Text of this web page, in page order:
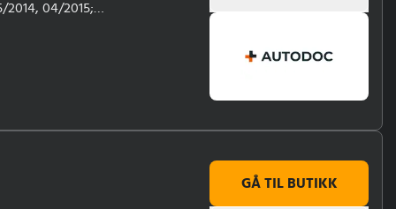
2014, 04/2015;
GÅ TIL BUTIKK